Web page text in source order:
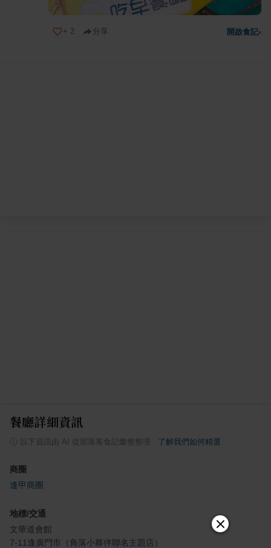
+ 2 分享 開啟食記›
餐廳詳細資訊
ⓘ 以下資訊由 AI 從部落客食記彙整整理 了解我們如何精選
商圈
逢甲商圈
地標/交通
文華道會館
7-11逢廣門市（角落小夥伴聯名主題店）